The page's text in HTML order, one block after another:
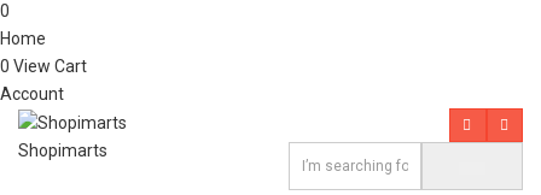
0
Home
0 View Cart
Account
Shopimarts